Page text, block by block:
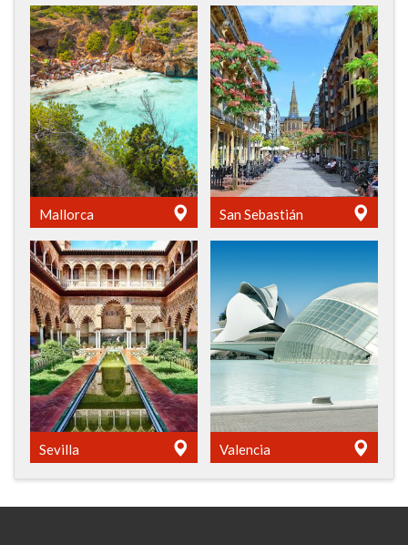
Mallorca San Sebastián
Sevilla Valencia